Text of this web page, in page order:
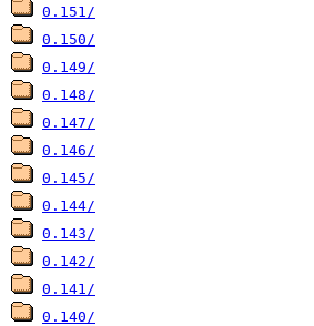
0.151/
0.150/
0.149/
0.148/
0.147/
0.146/
0.145/
0.144/
0.143/
0.142/
0.141/
0.140/